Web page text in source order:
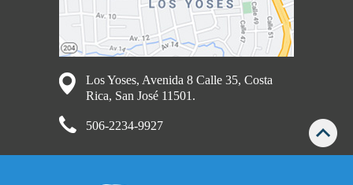
Los Yoses, Avenida 8 Calle 35, Costa
Rica, San José 11501.
506-2234-9927